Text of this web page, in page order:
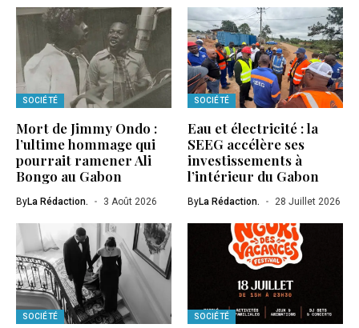
SOCIÉTÉ
Mort de Jimmy Ondo :
l’ultime hommage qui
pourrait ramener Ali
Bongo au Gabon
ByLa Rédaction. 3 Août 2026
SOCIÉTÉ
Eau et électricité : la
SEEG accélère ses
investissements à
l’intérieur du Gabon
ByLa Rédaction. 28 Juillet 2026
SOCIÉTÉ SOCIÉTÉ